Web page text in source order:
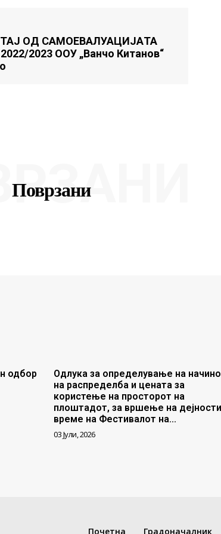
ОД САМОЕВАЛУАЦИЈAТА
2023 ООУ „Ванчо Китанов“
Поврзани
одбор
Одлука за определување на
на распределба и цената за
користење на просторот на
плоштадот, за вршење на
време на Фестивалот на...
03 Јули, 2026
Почетна Градоначалник